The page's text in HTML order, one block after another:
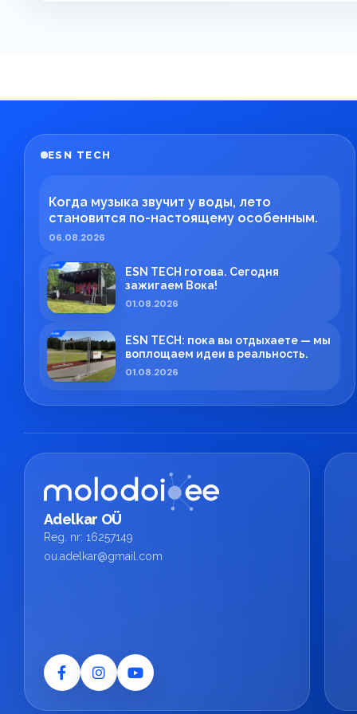
ESN TECH
Когда музыка звучит у воды, лето
становится по-настоящему особенным.
06.08.2026
ESN TECH готова. Сегодня
зажигаем Вока!
01.08.2026
ESN TECH: пока вы отдыхаете — мы
воплощаем идеи в реальность.
01.08.2026
Adelkar OÜ
Reg. nr: 16257149
ou.adelkar@gmail.com